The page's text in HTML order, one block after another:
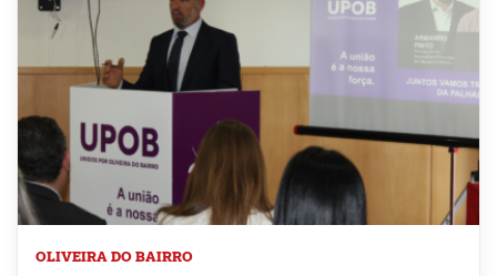
OLIVEIRA DO BAIRRO